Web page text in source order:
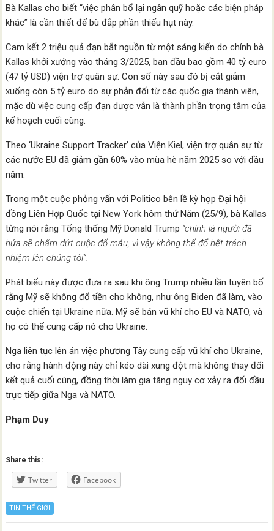
Bà Kallas cho biết “việc phân bổ lại ngân quỹ hoặc các biện pháp
khác” là cần thiết để bù đắp phần thiếu hụt này.
Cam kết 2 triệu quả đạn bắt nguồn từ một sáng kiến do chính bà
Kallas khởi xướng vào tháng 3/2025, ban đầu bao gồm 40 tỷ euro
(47 tỷ USD) viện trợ quân sự. Con số này sau đó bị cắt giảm
xuống còn 5 tỷ euro do sự phản đối từ các quốc gia thành viên,
mặc dù việc cung cấp đạn dược vẫn là thành phần trọng tâm của
kế hoạch cuối cùng.
Theo ‘Ukraine Support Tracker’ của Viện Kiel, viện trợ quân sự từ
các nước EU đã giảm gần 60% vào mùa hè năm 2025 so với đầu
năm.
Trong một cuộc phỏng vấn với Politico bên lề kỳ họp Đại hội
đồng Liên Hợp Quốc tại New York hôm thứ Năm (25/9), bà Kallas
từng nói rằng Tổng thống Mỹ Donald Trump “chính là người đã
hứa sẽ chấm dứt cuộc đổ máu, vì vậy không thể đổ hết trách
nhiệm lên chúng tôi”.
Phát biểu này được đưa ra sau khi ông Trump nhiều lần tuyên bố
rằng Mỹ sẽ không đổ tiền cho không, như ông Biden đã làm, vào
cuộc chiến tại Ukraine nữa. Mỹ sẽ bán vũ khí cho EU và NATO, và
họ có thể cung cấp nó cho Ukraine.
Nga liên tục lên án việc phương Tây cung cấp vũ khí cho Ukraine,
cho rằng hành động này chỉ kéo dài xung đột mà không thay đổi
kết quả cuối cùng, đồng thời làm gia tăng nguy cơ xảy ra đối đầu
trực tiếp giữa Nga và NATO.
Phạm Duy
Share this:
Twitter Facebook
TIN THẾ GIỚI